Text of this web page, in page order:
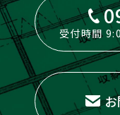
受付時間